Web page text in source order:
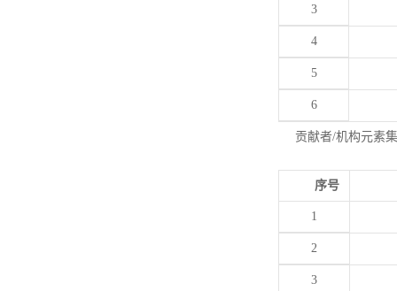
3
4
5
6
贡献者/机构元素
序号
1
2
3